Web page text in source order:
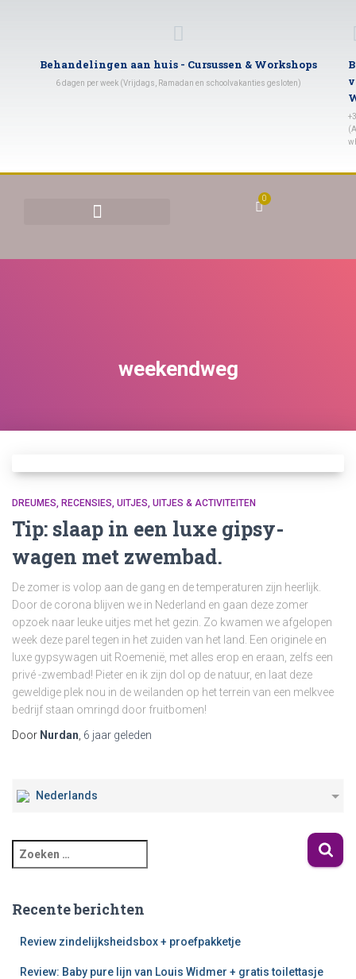
Behandelingen aan huis - Cursussen & Workshops
6 dagen per week (Vrijdags, Ramadan en schoolvakanties gesloten)
0
weekendweg
DREUMES RECENSIES UITJES UITJES & ACTIVITEITEN
Tip: slaap in een luxe gipsy-
wagen met zwembad.
De zomer is volop aan de gang en de temperaturen zijn heerlijk.
Door de corona blijven we in Nederland en gaan deze zomer
opzoek naar leuke uitjes met het gezin. Zo kwamen we afgelopen
week deze parel tegen in het zuiden van het land. Een originele en
luxe gypsywagen uit Roemenië, met alles erop en eraan, zelfs een
privé -zwembad! Pieter en ik zijn dol op de natuur, en laat deze
geweldige plek nou in de weilanden op het terrein van een melkvee
bedrijf staan omringd door fruitbomen!
Door Nurdan 6 jaar geleden
Nederlands
Recente berichten
Review zindelijksheidsbox + proefpakketje
Review: Baby pure lijn van Louis Widmer + gratis toilettasje